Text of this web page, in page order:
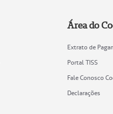
Área do
Extrato de
Portal TISS
Fale Conosco
Declarações